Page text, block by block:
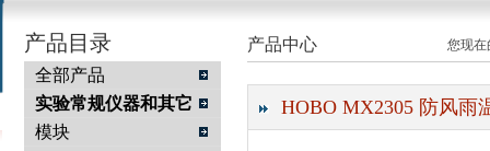
产品目录
全部产品
实验常规仪器和其它
模块
产品中心 您现在
HOBO MX2305 防风雨